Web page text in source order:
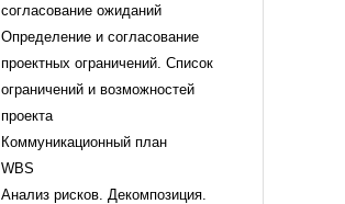
согласование ожиданий
Определение и согласование
проектных ограничений. Список
ограничений и возможностей
проекта
Коммуникационный план
WBS
Анализ рисков. Декомпозиция.